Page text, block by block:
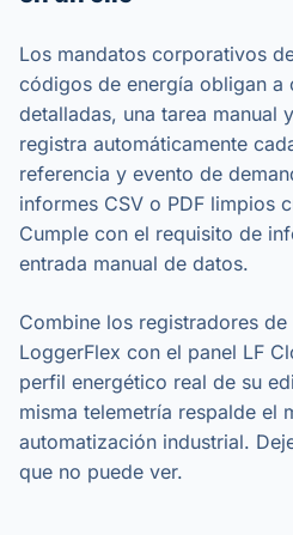
Los mandatos corporativos
códigos de energía obligan a
detalladas, una tarea manual
registra automáticamente
referencia y evento de
informes CSV o PDF limpios
Cumple con el requisito de
entrada manual de datos.
Combine los registradores
LoggerFlex con el panel LF
perfil energético real de su
misma telemetría respalde el
automatización industrial.
que no puede ver.